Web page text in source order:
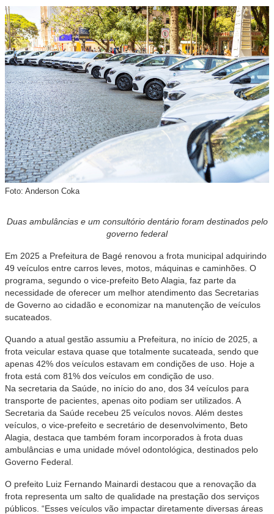
Foto: Anderson Coka
Duas ambulâncias e um consultório dentário foram destinados pelo
governo federal
Em 2025 a Prefeitura de Bagé renovou a frota municipal adquirindo
49 veículos entre carros leves, motos, máquinas e caminhões. O
programa, segundo o vice-prefeito Beto Alagia, faz parte da
necessidade de oferecer um melhor atendimento das Secretarias
de Governo ao cidadão e economizar na manutenção de veículos
sucateados.
Quando a atual gestão assumiu a Prefeitura, no início de 2025, a
frota veicular estava quase que totalmente sucateada, sendo que
apenas 42% dos veículos estavam em condições de uso. Hoje a
frota está com 81% dos veículos em condição de uso.
Na secretaria da Saúde, no início do ano, dos 34 veículos para
transporte de pacientes, apenas oito podiam ser utilizados. A
Secretaria da Saúde recebeu 25 veículos novos. Além destes
veículos, o vice-prefeito e secretário de desenvolvimento, Beto
Alagia, destaca que também foram incorporados à frota duas
ambulâncias e uma unidade móvel odontológica, destinados pelo
Governo Federal.
O prefeito Luiz Fernando Mainardi destacou que a renovação da
frota representa um salto de qualidade na prestação dos serviços
públicos. “Esses veículos vão impactar diretamente diversas áreas